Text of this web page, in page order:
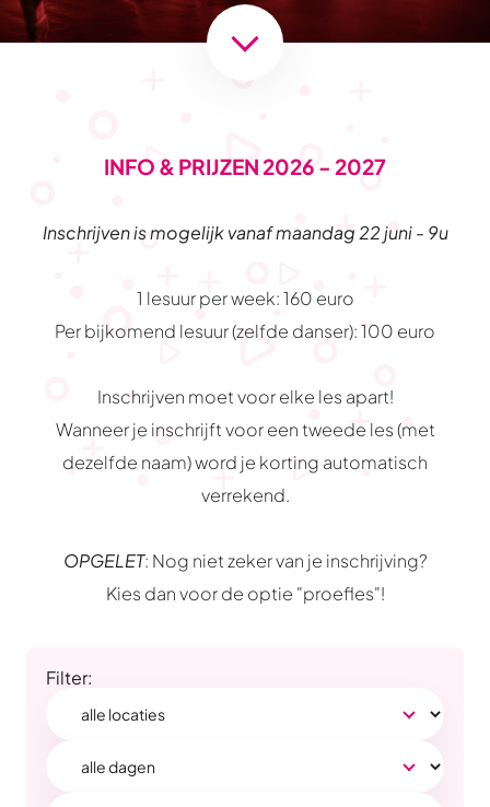
INFO & PRIJZEN 2026 - 2027
Inschrijven is mogelijk vanaf maandag 22 juni - 9u
1 lesuur per week: 160 euro
Per bijkomend lesuur (zelfde danser): 100 euro
Inschrijven moet voor elke les apart!
Wanneer je inschrijft voor een tweede les (met
dezelfde naam) word je korting automatisch
verrekend.
OPGELET: Nog niet zeker van je inschrijving?
Kies dan voor de optie "proefles"!
Filter: